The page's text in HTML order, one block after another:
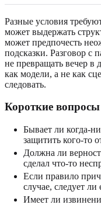
Разные условия
может выдержать
может предпочесть
подсказки. Разговор с
не превращать вечер
как модели, а не как
следовать.
Короткие
Бывает ли когда-
защитить кого-то
Должна ли
сделал что-то
Если правило
случае, следует
Имеет ли